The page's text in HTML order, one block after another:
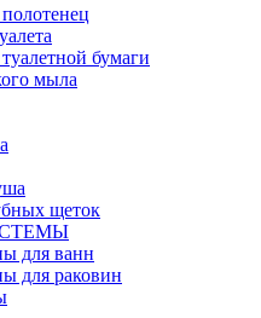
бумаги
мыла
щеток
для ванн
для раковин